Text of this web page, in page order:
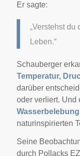
Er sagte:
„Verstehst du
Leben.“
Schauberger
Temperatur,
darüber
oder verliert. Und
Wasserbelebung
naturinspirierten
Seine
durch Pollacks